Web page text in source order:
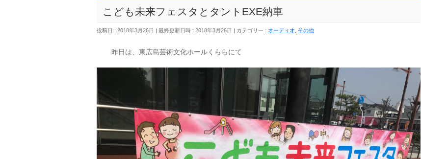
こども未来フェスタとタントEXE納車
投稿日 : 2018年3月26日 最終更新日時 : 2018年3月26日 カテゴリー : オーディオ その他
昨日は、東広島芸術文化ホールくららにて